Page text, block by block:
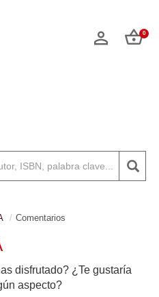
0
Comentarios
disfrutado? ¿Te gustaría
aspecto?